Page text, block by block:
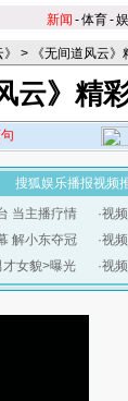
新闻 -体育-
> 《无间道风云》
云》精
搜狐娱乐播报视频
当主播疗情
解小东夺冠
女貌>曝光
·视
·视
·视